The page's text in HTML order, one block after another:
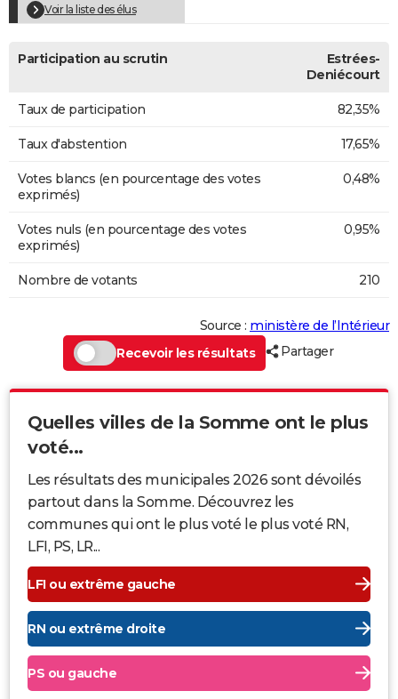
Voir la liste des élus
Participation au scrutin
Estrées-
Deniécourt
Taux de participation 82,35%
Taux d'abstention 17,65%
Votes blancs (en pourcentage des votes
exprimés)
0,48%
Votes nuls (en pourcentage des votes
exprimés)
0,95%
Nombre de votants 210
Source : ministère de l’Intérieur
Recevoir les résultats
Partager
Quelles villes de la Somme ont le plus
voté...
Les résultats des municipales 2026 sont dévoilés
partout dans la Somme. Découvrez les
communes qui ont le plus voté le plus voté RN,
LFI, PS, LR...
LFI ou extrême gauche
RN ou extrême droite
PS ou gauche